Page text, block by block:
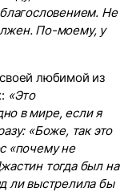
Не
По-моему, у
любимой из
«Это
в мире, если я
«Боже, так это
«почему не
тогда был на
ли выстрелила бы